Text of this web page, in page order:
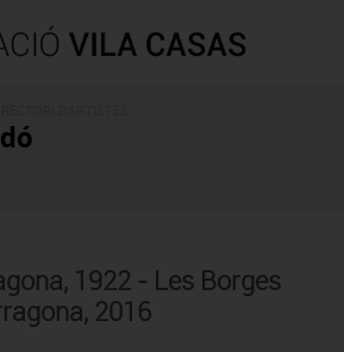
1922 - Les Borges
2016